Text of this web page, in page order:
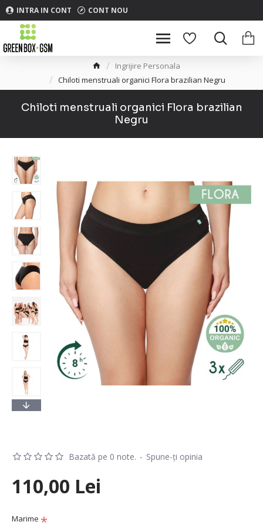
INTRA IN CONT CONT NOU
Ingrijire Personala
Chiloti menstruali organici Flora brazilian Negru
Chiloti menstruali organici Flora brazilian
Negru
Bazată pe 0 note. - Spune-ţi opinia
110,00 Lei
Marime